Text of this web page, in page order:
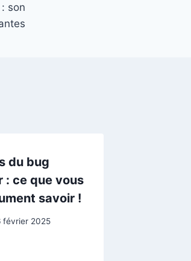
son
du bug
ce que vous
savoir !
février 2025